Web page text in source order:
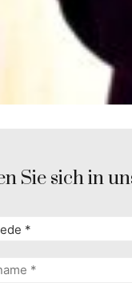
Sie sich in